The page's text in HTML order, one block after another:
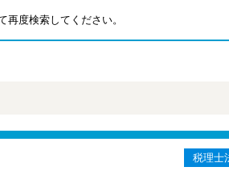
再度検索してください。
税理士